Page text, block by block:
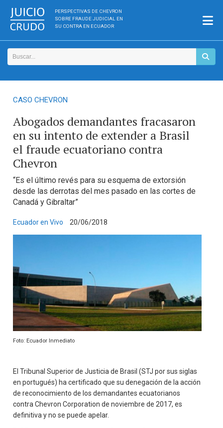
PERSPECTIVAS DE CHEVRON
SOBRE FRAUDE JUDICIAL EN
SU CONTRA EN ECUADOR
CASO CHEVRON
Abogados demandantes fracasaron
en su intento de extender a Brasil
el fraude ecuatoriano contra
Chevron
“Es el último revés para su esquema de extorsión
desde las derrotas del mes pasado en las cortes de
Canadá y Gibraltar”
Ecuador en Vivo 20/06/2018
Foto: Ecuador Inmediato
El Tribunal Superior de Justicia de Brasil (STJ por sus siglas
en portugués) ha certificado que su denegación de la acción
de reconocimiento de los demandantes ecuatorianos
contra Chevron Corporation de noviembre de 2017, es
definitiva y no se puede apelar.